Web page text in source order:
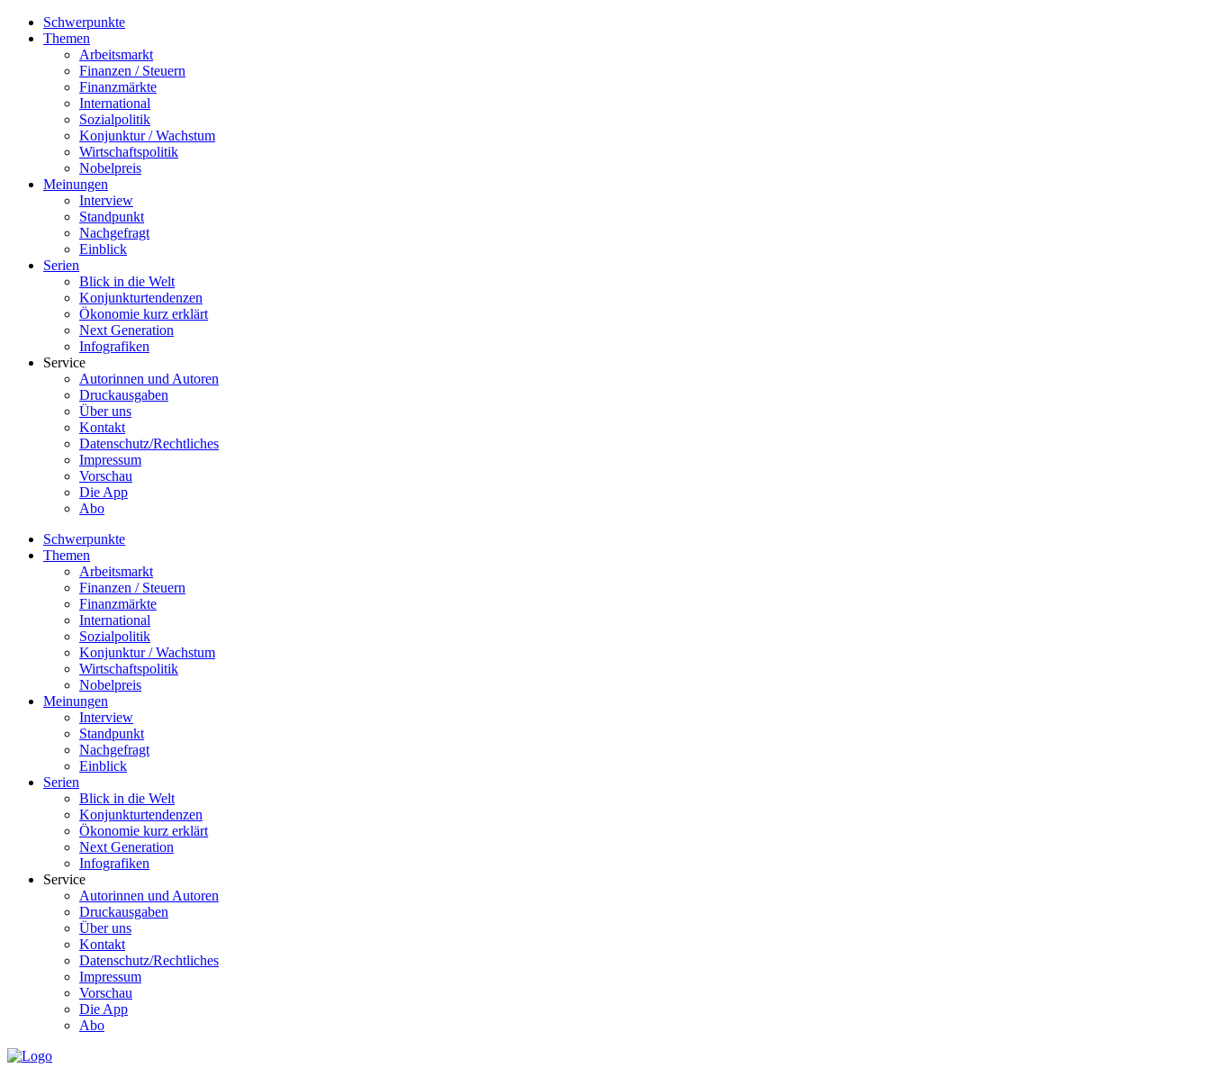
Schwerpunkte
Themen
Arbeitsmarkt
Finanzen / Steuern
Finanzmärkte
International
Sozialpolitik
Konjunktur / Wachstum
Wirtschaftspolitik
Nobelpreis
Meinungen
Interview
Standpunkt
Nachgefragt
Einblick
Serien
Blick in die Welt
Konjunkturtendenzen
Ökonomie kurz erklärt
Next Generation
Infografiken
Service
Autorinnen und Autoren
Druckausgaben
Über uns
Kontakt
Datenschutz/Rechtliches
Impressum
Vorschau
Die App
Abo
Schwerpunkte
Themen
Arbeitsmarkt
Finanzen / Steuern
Finanzmärkte
International
Sozialpolitik
Konjunktur / Wachstum
Wirtschaftspolitik
Nobelpreis
Meinungen
Interview
Standpunkt
Nachgefragt
Einblick
Serien
Blick in die Welt
Konjunkturtendenzen
Ökonomie kurz erklärt
Next Generation
Infografiken
Service
Autorinnen und Autoren
Druckausgaben
Über uns
Kontakt
Datenschutz/Rechtliches
Impressum
Vorschau
Die App
Abo